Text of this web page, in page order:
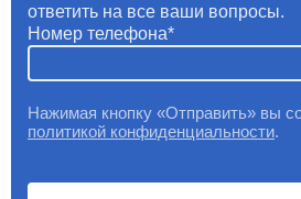
ответить на все ваши вопросы.
Номер телефона
Нажимая кнопку «Отправить» вы
политикой конфиденциальности.